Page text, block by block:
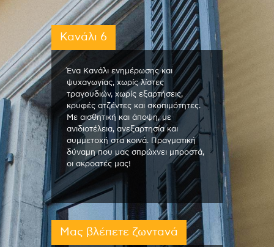
Κανάλι 6
Ένα Κανάλι ενημέρωσης και
ψυχαγωγίας, χωρίς λίστες
τραγουδιών, χωρίς εξαρτήσεις,
κρυφές ατζέντες και σκοπιμότητες.
Με αισθητική και άποψη, με
ανιδιοτέλεια, ανεξαρτησία και
συμμετοχή στα κοινά. Πραγματική
δύναμη που μας σπρώχνει μπροστά,
οι ακροατές μας!
Μας βλέπετε ζωντανά